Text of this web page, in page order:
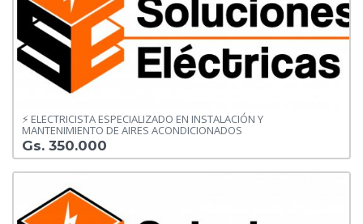
⚡ ELECTRICISTA ESPECIALIZADO EN INSTALACIÓN Y
MANTENIMIENTO DE AIRES ACONDICIONADOS
Gs. 350.000